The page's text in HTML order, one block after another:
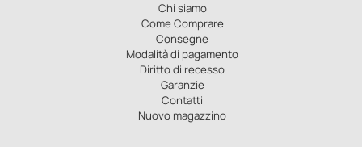
Chi siamo
Come Comprare
Consegne
Modalità di pagamento
Diritto di recesso
Garanzie
Contatti
Nuovo magazzino